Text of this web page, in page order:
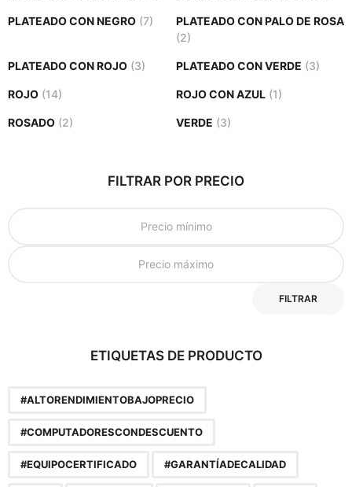
PLATEADO CON NEGRO (7)
PLATEADO CON PALO DE ROSA
(2)
PLATEADO CON ROJO (3) PLATEADO CON VERDE (3)
ROJO (14) ROJO CON AZUL (1)
ROSADO (2) VERDE (3)
FILTRAR POR PRECIO
FILTRAR
ETIQUETAS DE PRODUCTO
#ALTORENDIMIENTOBAJOPRECIO
#COMPUTADORESCONDESCUENTO
#EQUIPOCERTIFICADO #GARANTÍADECALIDAD